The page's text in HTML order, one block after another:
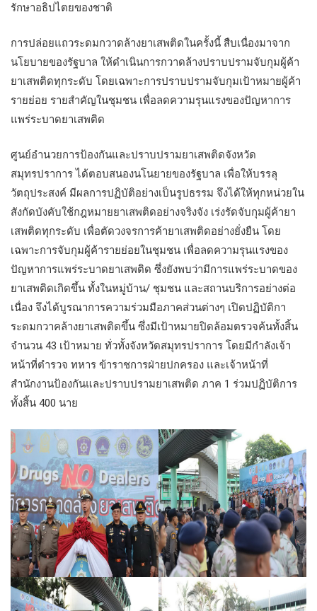
รักษาอธิปไตยของชาติ
การปล่อยแถวระดมกวาดล้างยาเสพติดในครั้งนี้ สืบเนื่องมาจาก
นโยบายของรัฐบาล ให้ดำเนินการกวาดล้างปราบปรามจับกุมผู้ค้า
ยาเสพติดทุกระดับ โดยเฉพาะการปราบปรามจับกุมเป้าหมายผู้ค้า
รายย่อย รายสำคัญในชุมชน เพื่อลดความรุนแรงของปัญหาการ
แพร่ระบาดยาเสพติด
ศูนย์อำนวยการป้องกันและปราบปรามยาเสพติดจังหวัด
สมุทรปราการ ได้ตอบสนองนโนยายของรัฐบาล เพื่อให้บรรลุ
วัตถุประสงค์ มีผลการปฏิบัติอย่างเป็นรูปธรรม จึงได้ให้ทุกหน่วยใน
สังกัดบังคับใช้กฎหมายยาเสพติดอย่างจริงจัง เร่งรัดจับกุมผู้ค้ายา
เสพติดทุกระดับ เพื่อตัดวงจรการค้ายาเสพติดอย่างยั่งยืน โดย
เฉพาะการจับกุมผู้ค้ารายย่อยในชุมชน เพื่อลดความรุนแรงของ
ปัญหาการแพร่ระบาดยาเสพติด ซึ่งยังพบว่ามีการแพร่ระบาดของ
ยาเสพติดเกิดขึ้น ทั้งในหมู่บ้าน/ ชุมชน และสถานบริการอย่างต่อ
เนื่อง จึงได้บูรณาการความร่วมมือภาคส่วนต่างๆ เปิดปฏิบัติกา
ระดมกวาคล้างยาเสพติดขึ้น ซึ่งมีเป้าหมายปิดล้อมตรวจค้นทั้งสิ้น
จำนวน 43 เป้าหมาย ทั่วทั้งจังหวัดสมุทรปราการ โดยมีกำลังเจ้า
หน้าที่ตำรวจ ทหาร ข้าราชการฝ่ายปกครอง และเจ้าหน้าที่
สำนักงานป้องกันและปราบปรามยาเสพติด ภาค 1 ร่วมปฏิบัติการ
ทั้งสิ้น 400 นาย